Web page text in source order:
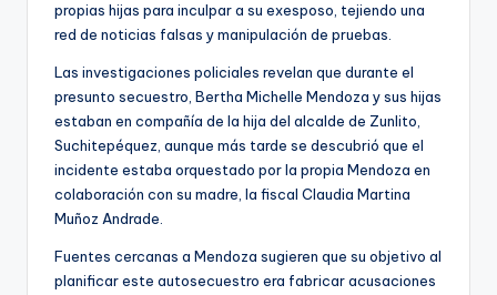
propias hijas para inculpar a su exesposo, tejiendo una
red de noticias falsas y manipulación de pruebas.
Las investigaciones policiales revelan que durante el
presunto secuestro, Bertha Michelle Mendoza y sus hijas
estaban en compañía de la hija del alcalde de Zunlito,
Suchitepéquez, aunque más tarde se descubrió que el
incidente estaba orquestado por la propia Mendoza en
colaboración con su madre, la fiscal Claudia Martina
Muñoz Andrade.
Fuentes cercanas a Mendoza sugieren que su objetivo al
planificar este autosecuestro era fabricar acusaciones